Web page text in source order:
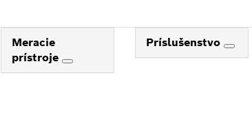
Meracie
prístroje
Príslušenstvo